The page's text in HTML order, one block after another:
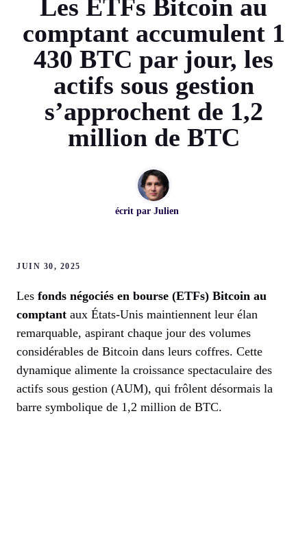
Les ETFs Bitcoin au
comptant accumulent 1
430 BTC par jour, les
actifs sous gestion
s’approchent de 1,2
million de BTC
écrit par Julien
JUIN 30, 2025
Les fonds négociés en bourse (ETFs) Bitcoin au
comptant aux États-Unis maintiennent leur élan
remarquable, aspirant chaque jour des volumes
considérables de Bitcoin dans leurs coffres. Cette
dynamique alimente la croissance spectaculaire des
actifs sous gestion (AUM), qui frôlent désormais la
barre symbolique de 1,2 million de BTC.